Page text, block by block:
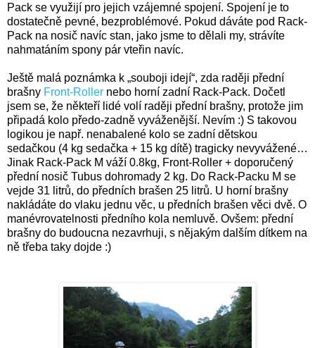
Pack se využijí pro jejich vzájemné spojení. Spojení je to
dostatečně pevné, bezproblémové. Pokud dáváte pod Rack-
Pack na nosič navíc stan, jako jsme to dělali my, strávíte
nahmatáním spony pár vteřin navíc.
Ještě malá poznámka k „souboji idejí“, zda raději přední
brašny Front-Roller nebo horní zadní Rack-Pack. Dočetl
jsem se, že někteří lidé volí raději přední brašny, protože jim
připadá kolo předo-zadně vyváženější. Nevím :) S takovou
logikou je např. nenabalené kolo se zadní dětskou
sedačkou (4 kg sedačka + 15 kg dítě) tragicky nevyvážené…
Jinak Rack-Pack M váží 0.8kg, Front-Roller + doporučený
přední nosič Tubus dohromady 2 kg. Do Rack-Packu M se
vejde 31 litrů, do předních brašen 25 litrů. U horní brašny
nakládáte do vlaku jednu věc, u předních brašen věci dvě. O
manévrovatelnosti předního kola nemluvě. Ovšem: přední
brašny do budoucna nezavrhuji, s nějakým dalším dítkem na
ně třeba taky dojde :)